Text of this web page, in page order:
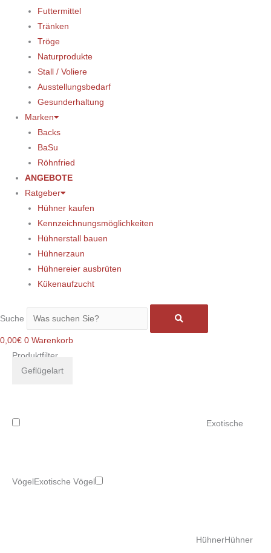
Futtermittel
Tränken
Tröge
Naturprodukte
Stall / Voliere
Ausstellungsbedarf
Gesunderhaltung
Marken
Backs
BaSu
Röhnfried
ANGEBOTE
Ratgeber
Hühner kaufen
Kennzeichnungsmöglichkeiten
Hühnerstall bauen
Hühnerzaun
Hühnereier ausbrüten
Kükenaufzucht
Suche
0,00€ 0 Warenkorb
Produktfilter
Geflügelart
Exotische
Vögel Exotische Vögel
HühnerHühner